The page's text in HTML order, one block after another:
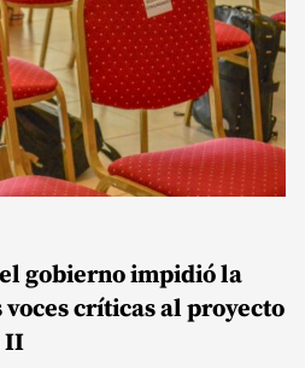
gobierno impidió la
críticas al proyecto
II